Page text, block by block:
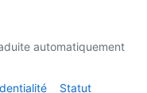
automatiquement
Statut